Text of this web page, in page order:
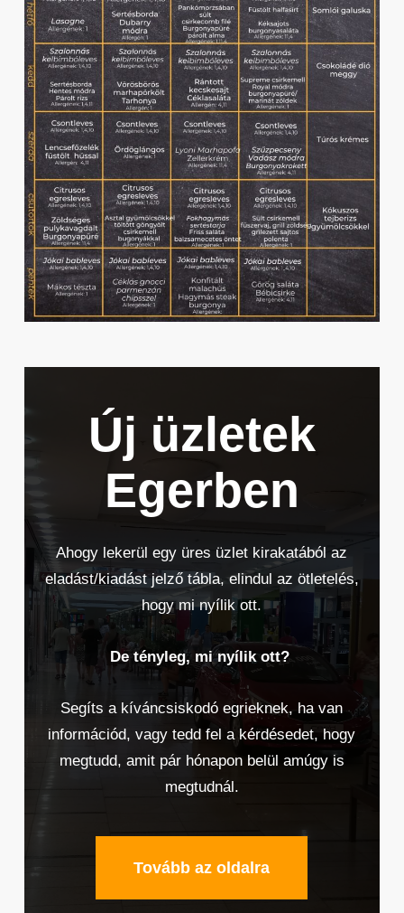
Új üzletek
Egerben
Ahogy lekerül egy üres üzlet kirakatából az
eladást/kiadást jelző tábla, elindul az ötletelés,
hogy mi nyílik ott.
De tényleg, mi nyílik ott?
Segíts a kíváncsiskodó egrieknek, ha van
információd, vagy tedd fel a kérdésedet, hogy
megtudd, amit pár hónapon belül amúgy is
megtudnál.
Tovább az oldalra